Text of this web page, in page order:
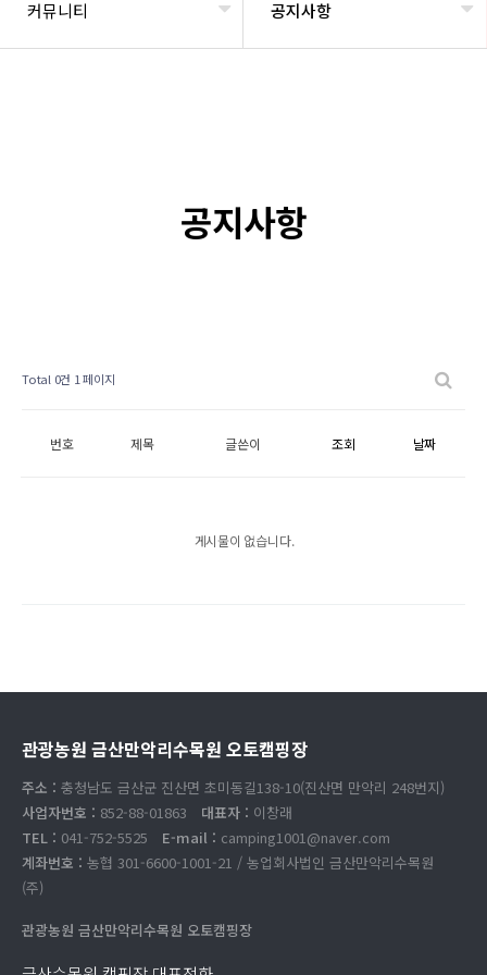
커뮤니티 공지사항
공지사항
Total 0건 1 페이지
번호 제목 글쓴이 조회 날짜
게시물이 없습니다.
관광농원 금산만악리수목원 오토캠핑장
주소 : 충청남도 금산군 진산면 초미동길138-10(진산면 만악리 248번지)
사업자번호 : 852-88-01863 대표자 : 이창래
TEL : 041-752-5525 E-mail : camping1001@naver.com
계좌번호 : 농협 301-6600-1001-21 / 농업회사법인 금산만악리수목원
(주)
관광농원 금산만악리수목원 오토캠핑장